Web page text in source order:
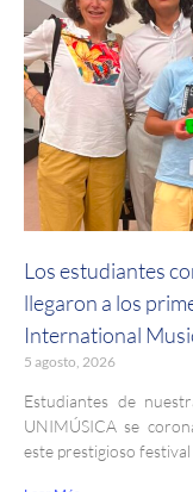
Los estudiantes
llegaron a los
International
5 agosto, 2026
Estudiantes de
UNIMÚSICA se
este prestigioso